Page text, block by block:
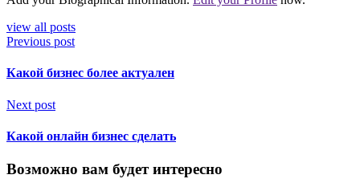
view all posts
Previous post
Какой бизнес более актуален
Next post
Какой онлайн бизнес сделать
Возможно вам будет интересно